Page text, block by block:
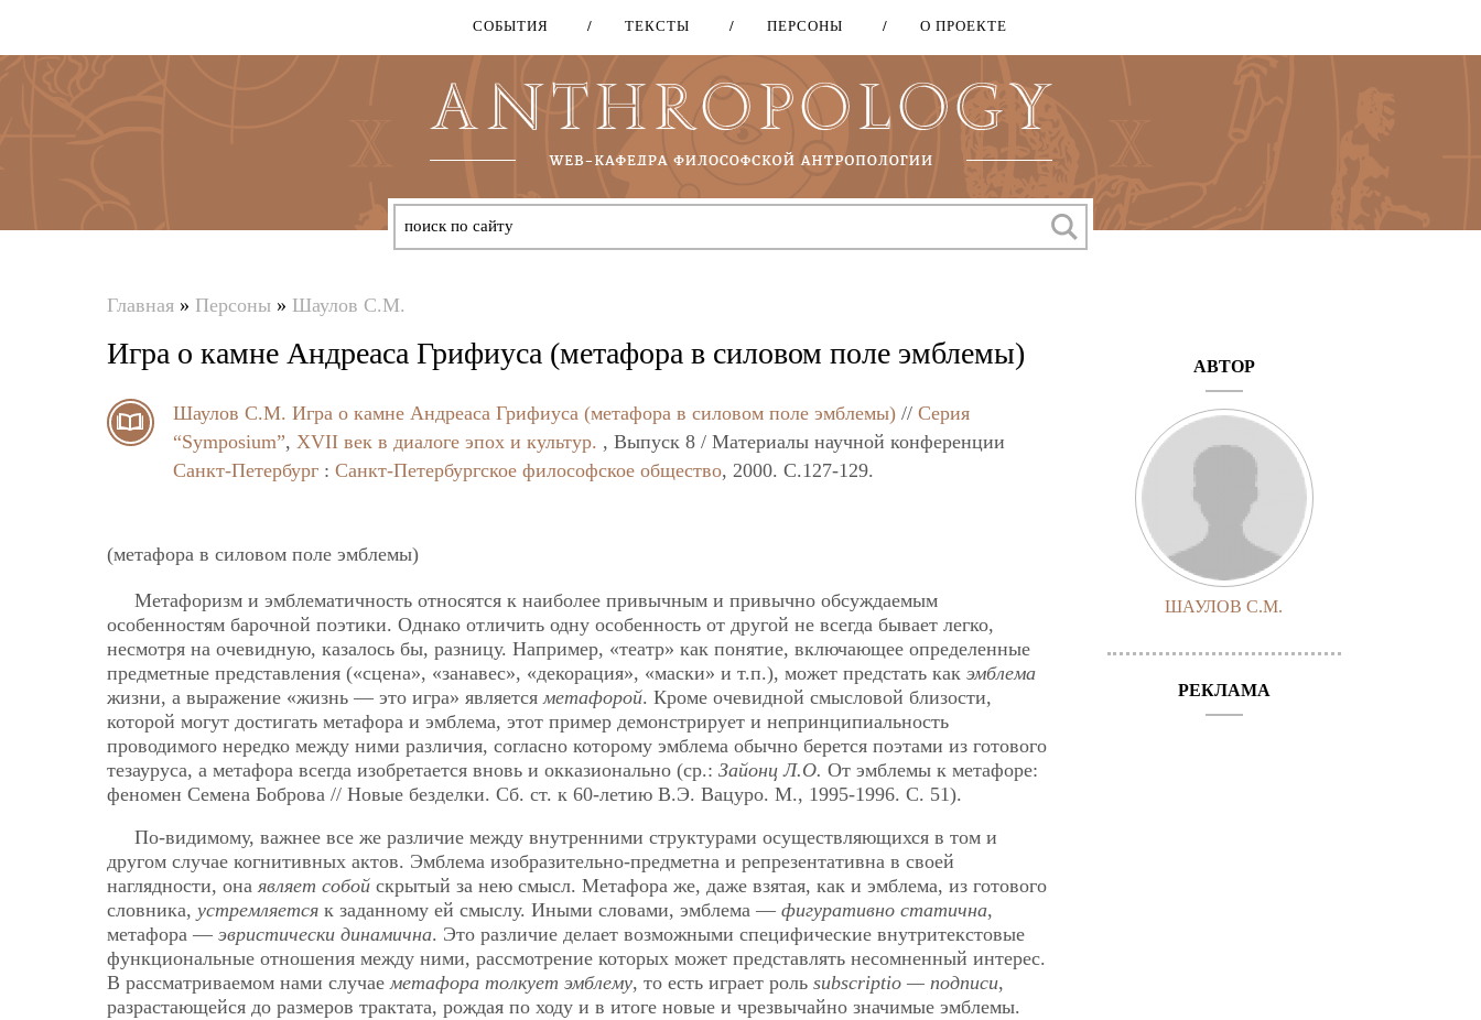
Перейти
основному
содержанию
СОБЫТИЯ ТЕКСТЫ ПЕРСОНЫ О ПРОЕКТЕ
здесь
Главная » Персоны » Шаулов С.М.
Игра о камне Андреаса Грифиуса (метафора в силовом поле эмблемы)
Шаулов С.М. Игра о камне Андреаса Грифиуса (метафора в силовом поле эмблемы) // Серия
“Symposium”, XVII век в диалоге эпох и культур. , Выпуск 8 / Материалы научной конференции
Санкт-Петербург : Санкт-Петербургское философское общество, 2000. C.127-129.
(метафора в силовом поле эмблемы)
Метафоризм и эмблематичность относятся к наиболее привычным и привычно обсуждаемым
особенностям барочной поэтики. Однако отличить одну особенность от другой не всегда бывает легко,
несмотря на очевидную, казалось бы, разницу. Например, «театр» как понятие, включающее определенные
предметные представления («сцена», «занавес», «декорация», «маски» и т.п.), может предстать как эмблема
жизни, а выражение «жизнь — это игра» является метафорой. Кроме очевидной смысловой близости,
которой могут достигать метафора и эмблема, этот пример демонстрирует и непринципиальность
проводимого нередко между ними различия, согласно которому эмблема обычно берется поэтами из готового
тезауруса, а метафора всегда изобретается вновь и окказионально (ср.: Зайонц Л.О. От эмблемы к метафоре:
феномен Семена Боброва // Новые безделки. Сб. ст. к 60-летию В.Э. Вацуро. М., 1995-1996. С. 51).
По-видимому, важнее все же различие между внутренними структурами осуществляющихся в том и
другом случае когнитивных актов. Эмблема изобразительно-предметна и репрезентативна в своей
наглядности, онаявляет собой скрытый за нею смысл. Метафора же, даже взятая, как и эмблема, из готового
словника, устремляется к заданному ей смыслу. Иными словами, эмблема — фигуративно статична,
метафора — эвристически динамична. Это различие делает возможными специфические внутритекстовые
функциональные отношения между ними, рассмотрение которых может представлять несомненный интерес.
В рассматриваемом нами случаеметафора толкует эмблему, то есть играет роль subscriptio — подписи,
разрастающейся до размеров трактата, рождая по ходу и в итоге новые и чрезвычайно значимые эмблемы.
АВТОР
ШАУЛОВ С.М.
РЕКЛАМА